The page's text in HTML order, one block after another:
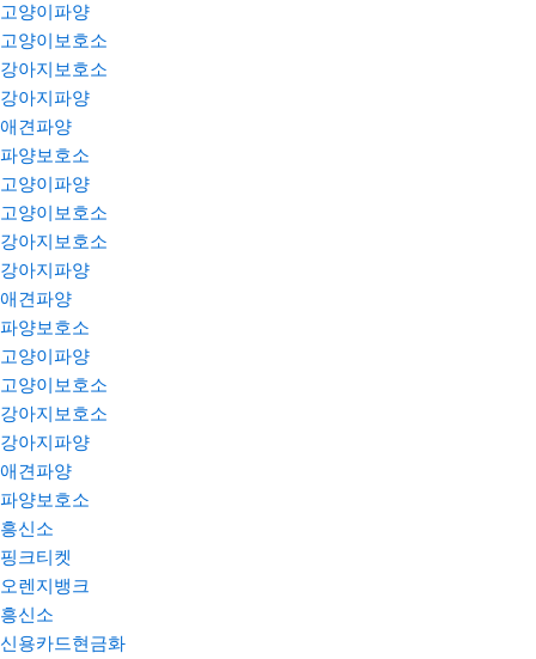
고양이파양
고양이보호소
강아지보호소
강아지파양
애견파양
파양보호소
고양이파양
고양이보호소
강아지보호소
강아지파양
애견파양
파양보호소
고양이파양
고양이보호소
강아지보호소
강아지파양
애견파양
파양보호소
흥신소
핑크티켓
오렌지뱅크
흥신소
신용카드현금화